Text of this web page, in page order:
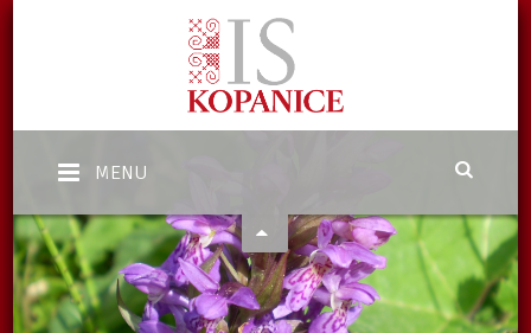
MENU